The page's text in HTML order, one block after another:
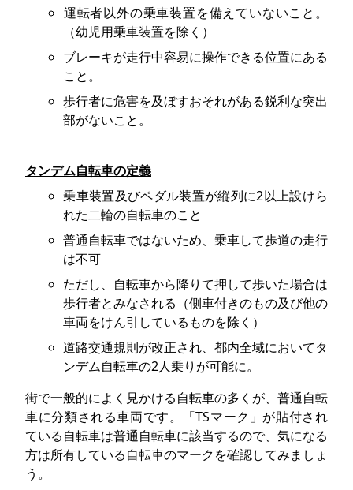
運転者以外の乗車装置を備えていないこと。
（幼児用乗車装置を除く）
ブレーキが走行中容易に操作できる位置にある
こと。
歩行者に危害を及ぼすおそれがある鋭利な突出
部がないこと。
タンデム自転車の定義
乗車装置及びペダル装置が縦列に2以上設けら
れた二輪の自転車のこと
普通自転車ではないため、乗車して歩道の走行
は不可
ただし、自転車から降りて押して歩いた場合は
歩行者とみなされる（側車付きのもの及び他の
車両をけん引しているものを除く）
道路交通規則が改正され、都内全域においてタ
ンデム自転車の2人乗りが可能に。
街で一般的によく見かける自転車の多くが、普通自転
車に分類される車両です。「TSマーク」が貼付され
ている自転車は普通自転車に該当するので、気になる
方は所有している自転車のマークを確認してみましょ
う。